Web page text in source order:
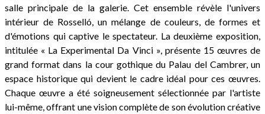
salle principale de la galerie. Cet ensemble révèle l'univers
intérieur de Rosselló, un mélange de couleurs, de formes et
d'émotions qui captive le spectateur. La deuxième exposition,
intitulée « La Experimental Da Vinci », présente 15 œuvres de
grand format dans la cour gothique du Palau del Cambrer, un
espace historique qui devient le cadre idéal pour ces œuvres.
Chaque œuvre a été soigneusement sélectionnée par l'artiste
lui-même, offrant une vision complète de son évolution créative